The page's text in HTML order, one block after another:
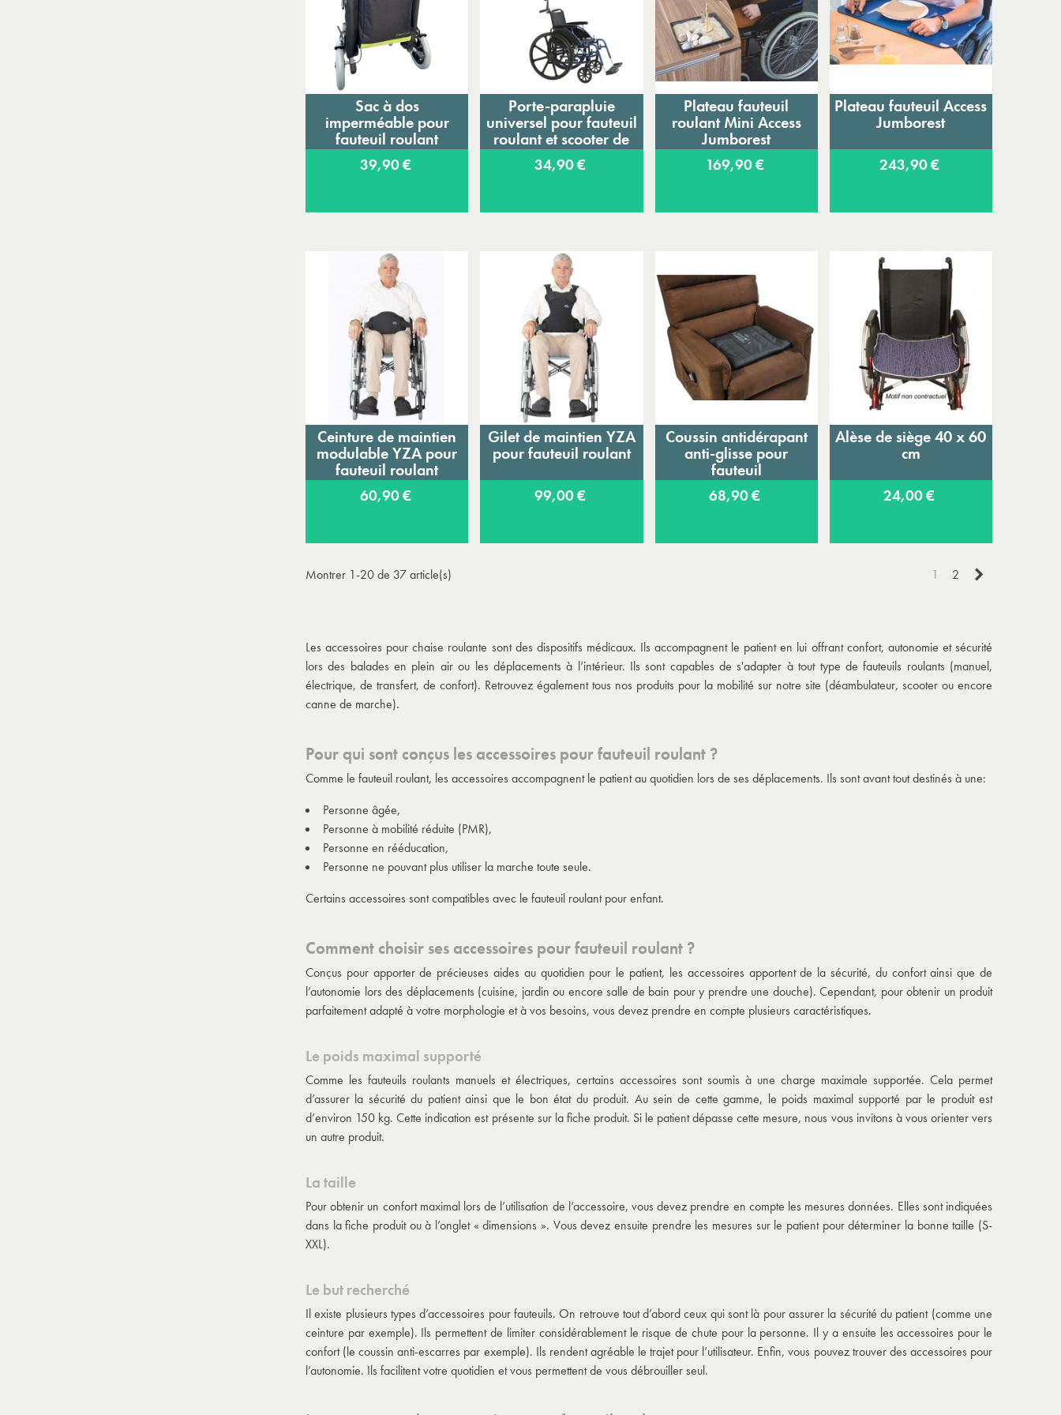
Ajouter au panier
Sac à dos
imperméable pour
fauteuil roulant
Prowheel
39,90 €
Ajouter au panier
Porte-parapluie
universel pour fauteuil
roulant et scooter de
mobilité
34,90 €
Ajouter au panier
Plateau fauteuil
roulant Mini Access
Jumborest
169,90 €
Ajouter au panier
Plateau fauteuil Access
Jumborest
243,90 €
Ajouter au panier
Ceinture de maintien
modulable YZA pour
fauteuil roulant
60,90 €
Ajouter au panier
Gilet de maintien YZA
pour fauteuil roulant
99,00 €
Ajouter au panier
Coussin antidérapant
anti-glisse pour
fauteuil
68,90 €
Ajouter au panier
Alèse de siège 40 x 60
cm
24,00 €
Montrer 1-20 de 37 article(s) 1 2
Les accessoires pour chaise roulante sont des dispositifs médicaux. Ils accompagnent le patient en lui offrant confort, autonomie et sécurité
lors des balades en plein air ou les déplacements à l’intérieur. Ils sont capables de s'adapter à tout type de fauteuils roulants (manuel,
électrique, de transfert, de confort). Retrouvez également tous nos produits pour la mobilité sur notre site (déambulateur, scooter ou encore
canne de marche).
Pour qui sont conçus les accessoires pour fauteuil roulant ?
Comme le fauteuil roulant, les accessoires accompagnent le patient au quotidien lors de ses déplacements. Ils sont avant tout destinés à une:
Personne âgée,
Personne à mobilité réduite (PMR),
Personne en rééducation,
Personne ne pouvant plus utiliser la marche toute seule.
Certains accessoires sont compatibles avec le fauteuil roulant pour enfant.
Comment choisir ses accessoires pour fauteuil roulant ?
Conçus pour apporter de précieuses aides au quotidien pour le patient, les accessoires apportent de la sécurité, du confort ainsi que de
l’autonomie lors des déplacements (cuisine, jardin ou encore salle de bain pour y prendre une douche). Cependant, pour obtenir un produit
parfaitement adapté à votre morphologie et à vos besoins, vous devez prendre en compte plusieurs caractéristiques.
Le poids maximal supporté
Comme les fauteuils roulants manuels et électriques, certains accessoires sont soumis à une charge maximale supportée. Cela permet
d’assurer la sécurité du patient ainsi que le bon état du produit. Au sein de cette gamme, le poids maximal supporté par le produit est
d’environ 150 kg. Cette indication est présente sur la fiche produit. Si le patient dépasse cette mesure, nous vous invitons à vous orienter vers
un autre produit.
La taille
Pour obtenir un confort maximal lors de l’utilisation de l’accessoire, vous devez prendre en compte les mesures données. Elles sont indiquées
dans la fiche produit ou à l’onglet « dimensions ». Vous devez ensuite prendre les mesures sur le patient pour déterminer la bonne taille (S-
XXL).
Le but recherché
Il existe plusieurs types d’accessoires pour fauteuils. On retrouve tout d’abord ceux qui sont là pour assurer la sécurité du patient (comme une
ceinture par exemple). Ils permettent de limiter considérablement le risque de chute pour la personne. Il y a ensuite les accessoires pour le
confort (le coussin anti-escarres par exemple). Ils rendent agréable le trajet pour l’utilisateur. Enfin, vous pouvez trouver des accessoires pour
l’autonomie. Ils facilitent votre quotidien et vous permettent de vous débrouiller seul.